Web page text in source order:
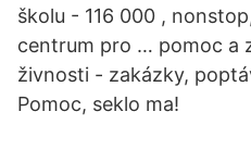
školu - 116 000 ,
centrum pro … pomoc a
živnosti - zakázky,
Pomoc, seklo ma!